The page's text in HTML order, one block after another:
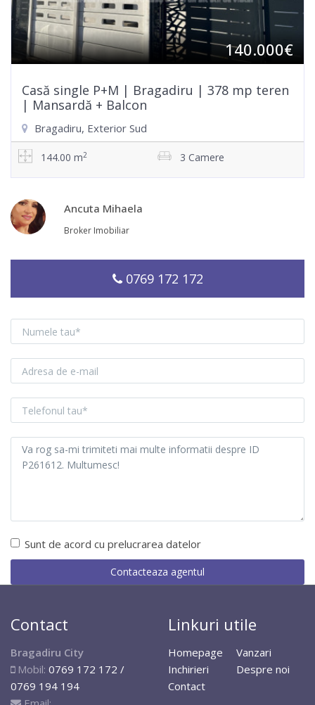
140.000€
Casă single P+M | Bragadiru | 378 mp teren
| Mansardă + Balcon
Bragadiru, Exterior Sud
144.00 m2 3 Camere
Ancuta Mihaela
Broker Imobiliar
0769 172 172
Sunt de acord cu prelucrarea datelor
Contact
Bragadiru City
Mobil: 0769 172 172 /
0769 194 194
Linkuri utile
Homepage
Vanzari
Inchirieri
Despre noi
Contact